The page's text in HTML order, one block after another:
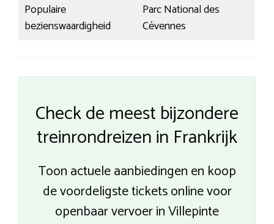
Populaire
bezienswaardigheid
Parc National des
Cévennes
Check de meest bijzondere
treinrondreizen in Frankrijk
Toon actuele aanbiedingen en koop
de voordeligste tickets online voor
openbaar vervoer in Villepinte